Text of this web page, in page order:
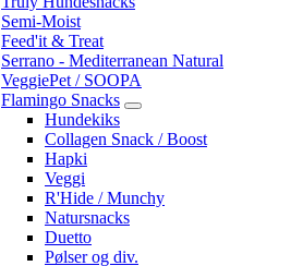
Semi-Moist
Feed'it & Treat
Serrano - Mediterranean Natural
VeggiePet / SOOPA
Flamingo Snacks
Hundekiks
Collagen Snack / Boost
Hapki
Veggi
R'Hide / Munchy
Natursnacks
Duetto
Pølser og div.